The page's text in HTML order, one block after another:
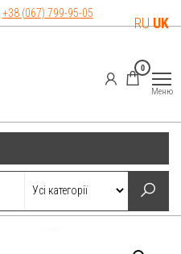
+38 (067) 799-95-05
0
Меню
RUUK